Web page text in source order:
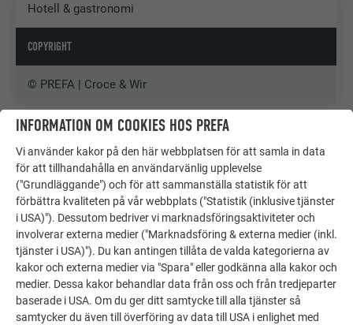
Hotell & gastronomi
COPYRIGHT
© PREFA | Croce & Wir
INFORMATION OM COOKIES HOS PREFA
Vi använder kakor på den här webbplatsen för att samla in data
för att tillhandahålla en användarvänlig upplevelse
("Grundläggande") och för att sammanställa statistik för att
förbättra kvaliteten på vår webbplats ("Statistik (inklusive tjänster
i USA)"). Dessutom bedriver vi marknadsföringsaktiviteter och
involverar externa medier ("Marknadsföring & externa medier (inkl.
tjänster i USA)"). Du kan antingen tillåta de valda kategorierna av
kakor och externa medier via "Spara" eller godkänna alla kakor och
medier. Dessa kakor behandlar data från oss och från tredjeparter
baserade i USA. Om du ger ditt samtycke till alla tjänster så
samtycker du även till överföring av data till USA i enlighet med